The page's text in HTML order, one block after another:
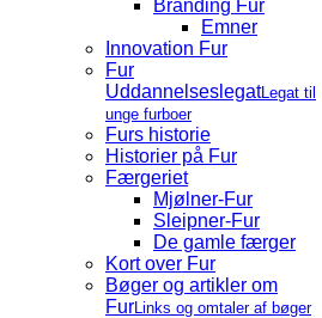
Branding Fur
Emner
Innovation Fur
Fur
UddannelseslegatLegat til
unge furboer
Furs historie
Historier på Fur
Færgeriet
Mjølner-Fur
Sleipner-Fur
De gamle færger
Kort over Fur
Bøger og artikler om
FurLinks og omtaler af bøger